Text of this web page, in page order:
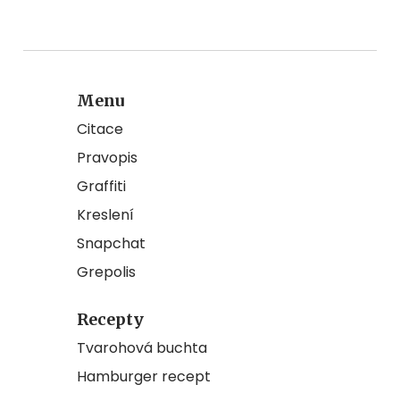
Menu
Citace
Pravopis
Graffiti
Kreslení
Snapchat
Grepolis
Recepty
Tvarohová buchta
Hamburger recept